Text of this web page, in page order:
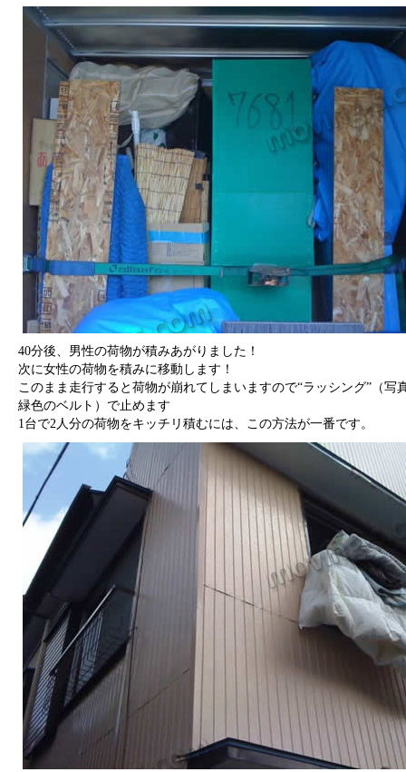
40分後、男性の荷物が積みあがりました！
次に女性の荷物を積みに移動します！
このまま走行すると荷物が崩れてしまいますので“ラッシング”（写
緑色のベルト）で止めます
1台で2人分の荷物をキッチリ積むには、この方法が一番です。